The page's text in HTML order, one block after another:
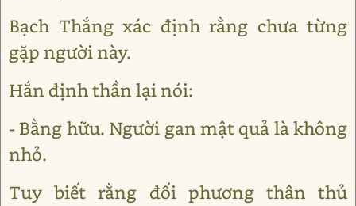
Bạch Thắng xác định rằng chưa từng
gặp người này.
Hắn định thần lại nói:
- Bằng hữu. Người gan mật quả là không
nhỏ.
Tuy biết rằng đối phương thân thủ